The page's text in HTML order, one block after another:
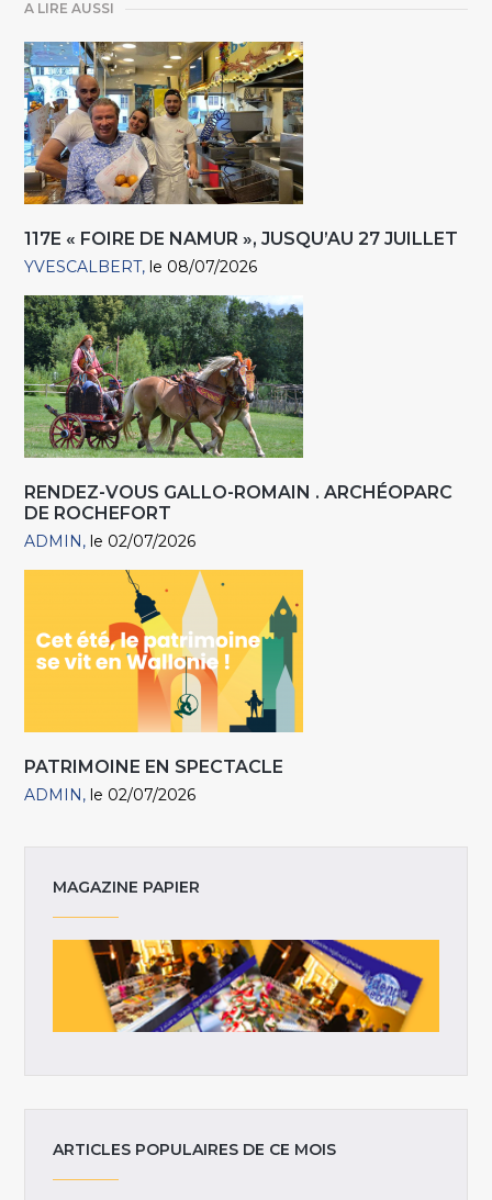
A LIRE AUSSI
117E « FOIRE DE NAMUR », JUSQU’AU 27 JUILLET
YVESCALBERT le 08/07/2026
RENDEZ-VOUS GALLO-ROMAIN . ARCHÉOPARC
DE ROCHEFORT
ADMIN le 02/07/2026
PATRIMOINE EN SPECTACLE
ADMIN le 02/07/2026
MAGAZINE PAPIER
ARTICLES POPULAIRES DE CE MOIS